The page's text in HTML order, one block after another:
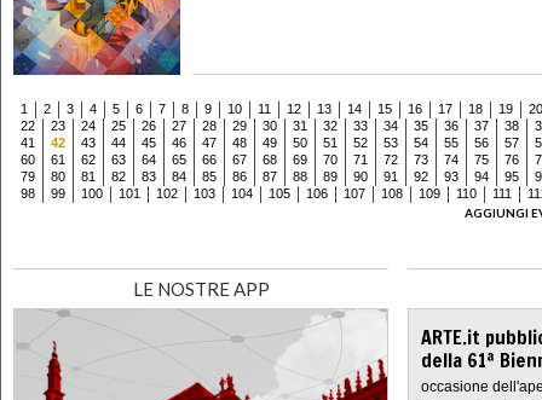
1 2 3 4 5 6 7 8 9 10 11 12 13 14 15 16 17 18 19
20
22
23 24 25 26 27 28 29 30 31 32 33 34 35 36 37 38
41
42 43 44 45 46 47 48 49 50 51 52 53 54 55 56 57
60
61 62 63 64 65 66 67 68 69 70 71 72 73 74 75 76
79
80 81 82 83 84 85 86 87 88 89 90 91 92 93 94 95
98
99 100 101 102 103 104 105 106 107 108 109 110 111
AGGIUNGI
LE NOSTRE APP
ARTE.it
della 61ª
occasione